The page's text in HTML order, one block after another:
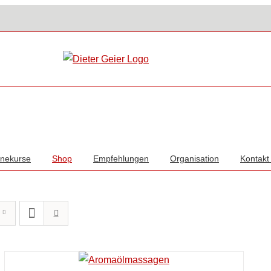
Shop Empfehlungen Organisation